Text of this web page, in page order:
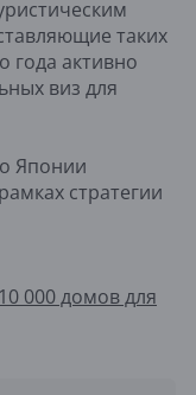
таких
года активно
виз для
Японии
стратегии
000 домов для